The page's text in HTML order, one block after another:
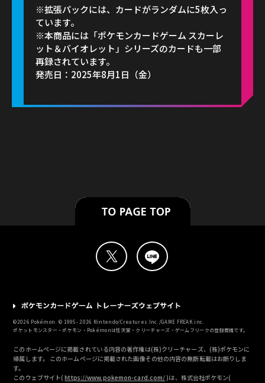
※拡張パックには、カードがランダムに5枚入っ
ています。
※本商品には「ポケモンカードゲーム スカーレ
ット＆バイオレット」シリーズのカードも一部
再録されています。
発売日：2025年8月1日（金）
©2026 Pokémon. © 1995-2026 Nintendo/Creatures Inc./GAME FREAK inc.
ポケットモンスター・ポケモン・Pokémonは任天堂・クリーチャーズ・ゲームフリークの登録商標です。
このホームページに掲載されている内容の著作権は(株)クリーチャーズ、(株)ポケモンに
帰属します。 このホームページに掲載された画像その他の内容の無断転載はお断りしま
す。
このウェブサイト(https://www.pokemon-card.com/)は、株式会社ポケモン(